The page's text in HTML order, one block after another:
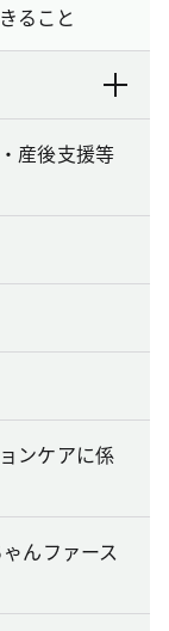
ること
産後支援等
ンケアに係
んファース